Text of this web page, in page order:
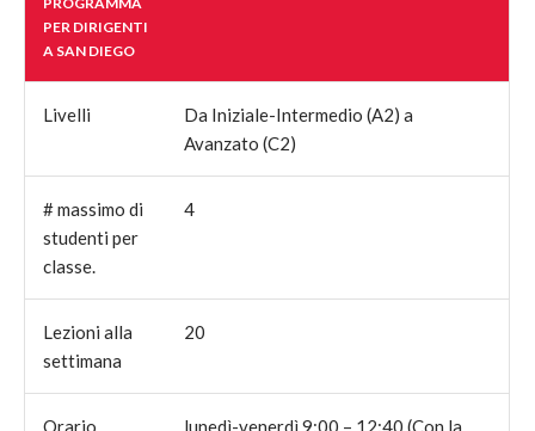
PER DIRIGENTI
A SAN DIEGO
Livelli
Da Iniziale-Intermedio (A2) a
Avanzato (C2)
# massimo di
studenti per
classe.
4
Lezioni alla
settimana
20
Orario
lunedì-venerdì 9:00 – 12:40 (Con la